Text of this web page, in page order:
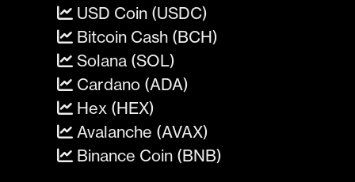
USD Coin (USDC)
Bitcoin Cash (BCH)
Solana (SOL)
Cardano (ADA)
Hex (HEX)
Avalanche (AVAX)
Binance Coin (BNB)